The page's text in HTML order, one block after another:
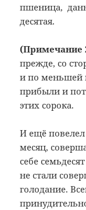
пшеница,
десятая.
(Примечание
прежде, со
и по меньшей
прибыли и
этих сорока.
И ещё
месяц,
себе
не стали
голодание.